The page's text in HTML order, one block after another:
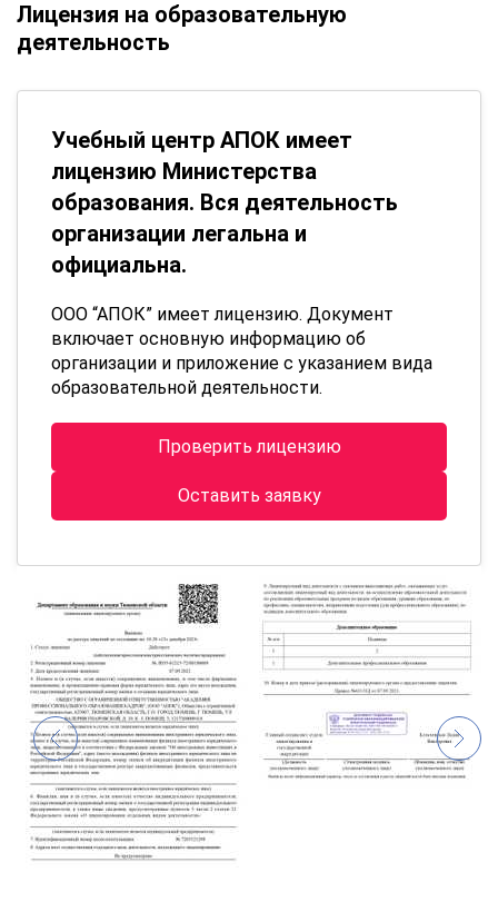
Лицензия на образовательную
деятельность
Учебный центр АПОК имеет
лицензию Министерства
образования. Вся деятельность
организации легальна и
официальна.
ООО “АПОК” имеет лицензию. Документ
включает основную информацию об
организации и приложение с указанием вида
образовательной деятельности.
Проверить лицензию
Оставить заявку